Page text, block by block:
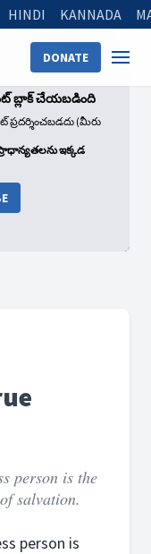
HINDI KANNADA
DONATE
is the True Saviour
బ్లాక్ చేయబడింది
(మీరు
ఇక్కడ
person is the
salvation.
person is